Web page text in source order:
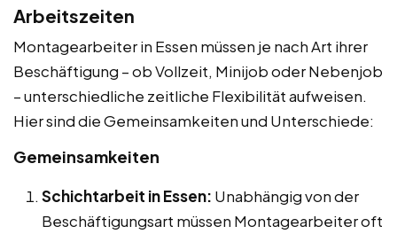
Arbeitszeiten
Montagearbeiter in Essen müssen je nach Art ihrer
Beschäftigung – ob Vollzeit, Minijob oder Nebenjob
– unterschiedliche zeitliche Flexibilität aufweisen.
Hier sind die Gemeinsamkeiten und Unterschiede:
Gemeinsamkeiten
Schichtarbeit in Essen: Unabhängig von der
Beschäftigungsart müssen Montagearbeiter oft